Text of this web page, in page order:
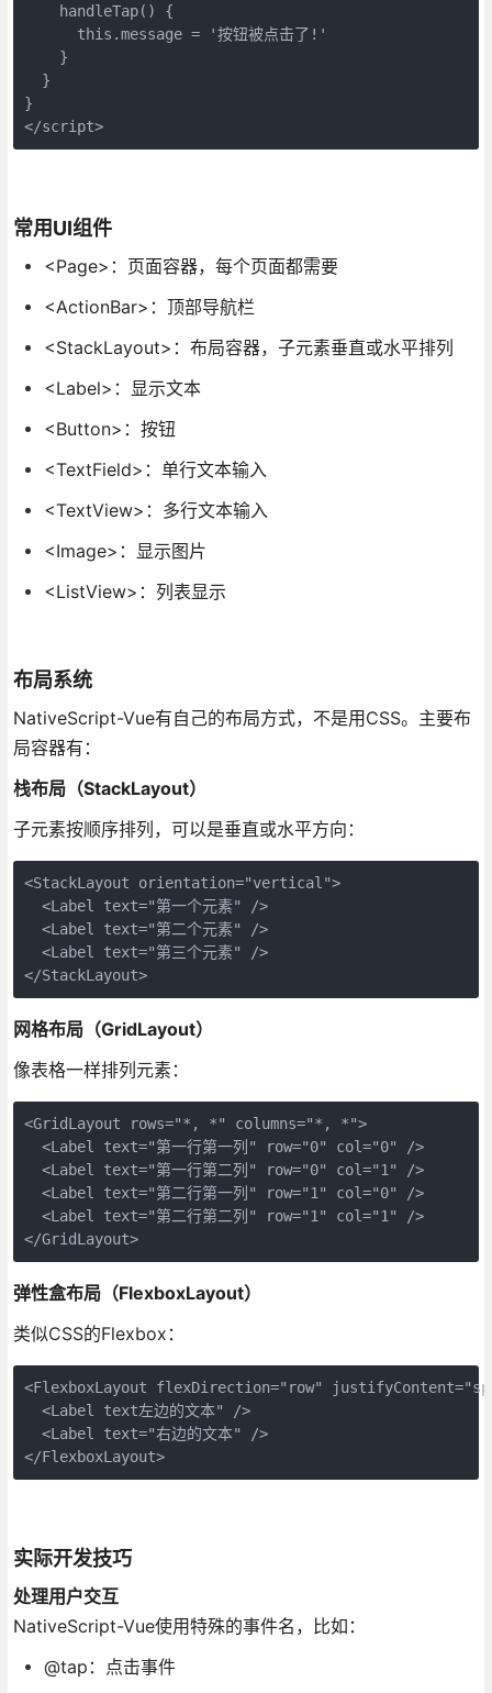
    handleTap() {
      this.message = '按钮被点击了!'
    }
  }
}
</script>
常用UI组件
<Page>：页面容器，每个页面都需要
<ActionBar>：顶部导航栏
<StackLayout>：布局容器，子元素垂直或水平排列
<Label>：显示文本
<Button>：按钮
<TextField>：单行文本输入
<TextView>：多行文本输入
<Image>：显示图片
<ListView>：列表显示
布局系统
NativeScript-Vue有自己的布局方式，不是用CSS。主要布
局容器有：
栈布局（StackLayout）
子元素按顺序排列，可以是垂直或水平方向：
<StackLayout orientation="vertical">
  <Label text="第一个元素" />
  <Label text="第二个元素" />
  <Label text="第三个元素" />
</StackLayout>
网格布局（GridLayout）
像表格一样排列元素：
<GridLayout rows="*, *" columns="*, *">
  <Label text="第一行第一列" row="0" col="0" />
  <Label text="第一行第二列" row="0" col="1" />
  <Label text="第二行第一列" row="1" col="0" />
  <Label text="第二行第二列" row="1" col="1" />
</GridLayout>
弹性盒布局（FlexboxLayout）
类似CSS的Flexbox：
<FlexboxLayout flexDirection="row"
  <Label text左边的文本" />
  <Label text="右边的文本" />
</FlexboxLayout>
实际开发技巧
处理用户交互
NativeScript-Vue使用特殊的事件名，比如：
@tap：点击事件